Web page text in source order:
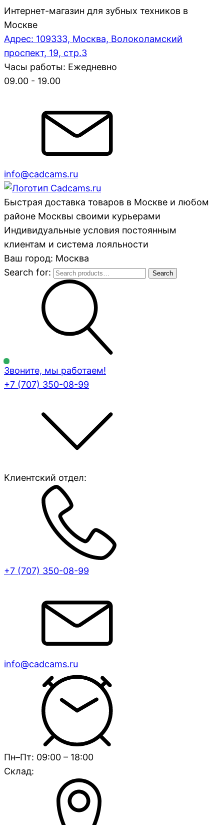
Интернет-магазин для зубных техников в
Москве
Адрес: 109333, Москва, Волоколамский
проспект, 19, стр.3
Часы работы: Ежедневно
09.00 - 19.00
info@cadcams.ru
Быстрая доставка товаров в Москве и любом
районе Москвы своими курьерами
Индивидуальные условия постоянным
клиентам и система лояльности
Ваш город: Москва
Search for:
Search
Звоните, мы работаем!
+7 (707) 350-08-99
Клиентский отдел:
+7 (707) 350-08-99
info@cadcams.ru
Пн–Пт: 09:00 – 18:00
Склад: